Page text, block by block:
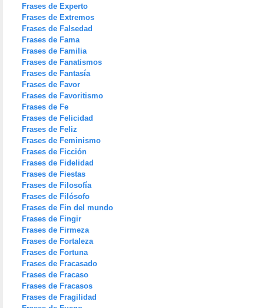
Frases de Experto
Frases de Extremos
Frases de Falsedad
Frases de Fama
Frases de Familia
Frases de Fanatismos
Frases de Fantasía
Frases de Favor
Frases de Favoritismo
Frases de Fe
Frases de Felicidad
Frases de Feliz
Frases de Feminismo
Frases de Ficción
Frases de Fidelidad
Frases de Fiestas
Frases de Filosofía
Frases de Filósofo
Frases de Fin del mundo
Frases de Fingir
Frases de Firmeza
Frases de Fortaleza
Frases de Fortuna
Frases de Fracasado
Frases de Fracaso
Frases de Fracasos
Frases de Fragilidad